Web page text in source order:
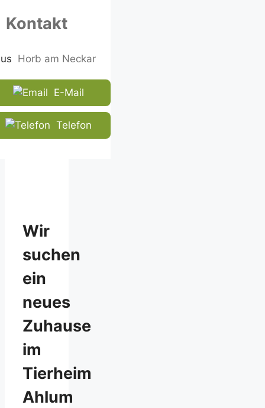
the
ensure
that
you
are
human.
Kontakt
Horb am Neckar
E-Mail
Telefon
Wir
suchen
ein
neues
Zuhause
im
Tierheim
Ahlum